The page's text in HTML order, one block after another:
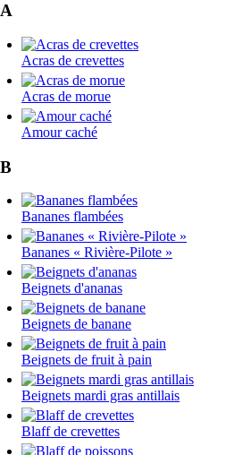
A
Acras de crevettes
Acras de morue
Amour caché
B
Bananes flambées
Bananes « Rivière-Pilote »
Beignets d'ananas
Beignets de banane
Beignets de fruit à pain
Beignets mardi gras antillais
Blaff de crevettes